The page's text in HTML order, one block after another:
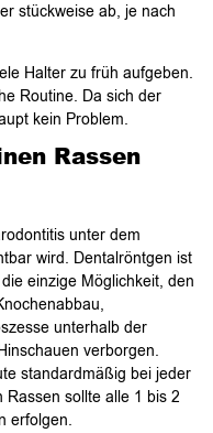
stückweise ab, je nach
Halter zu früh aufgeben.
Routine. Da sich der
kein Problem.
Rassen
unter dem
wird. Dentalröntgen ist
einzige Möglichkeit, den
unterhalb der
verborgen.
standardmäßig bei jeder
sollte alle 1 bis 2
erfolgen.